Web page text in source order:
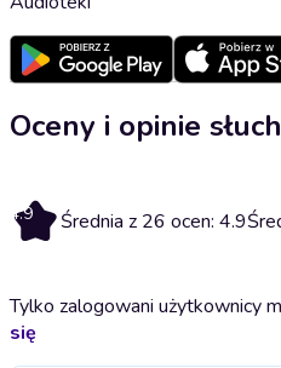
Oceny i opinie
4.9 Średnia z 26 ocen: 4.9
Tylko zalogowani użytkownicy
się